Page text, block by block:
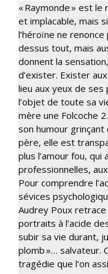
« Raymonde » est le
et implacable, mais
l’héroïne ne
dessus tout, mais
donnent la
d’exister. Exister
lieu aux yeux de
l’objet de toute sa
mère une Folcoche
son humour grinçant
père, elle est
plus l’amour fou, qui
professionnelles,
Pour comprendre
sévices
Audrey Poux
portraits à l’acide
subir sa vie durant,
plomb »… salvateur.
tragédie que l’on